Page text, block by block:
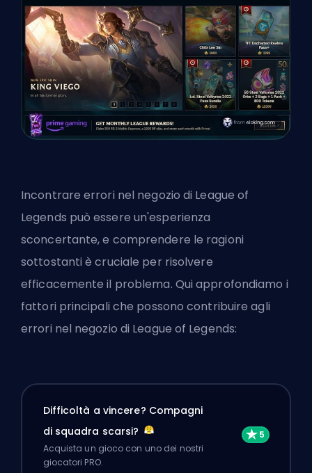
Incontrare errori nel negozio di League of
Legends può essere un'esperienza
sconcertante, e comprendere le ragioni
sottostanti è cruciale per risolvere
efficacemente il problema. Qui approfondiamo i
fattori principali che possono contribuire agli
errori nel negozio di League of Legends:
Difficoltà a vincere? Compagni
di squadra scarsi?
Acquista un gioco con uno dei nostri
giocatori PRO.